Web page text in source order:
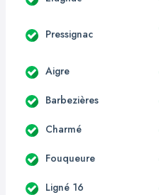
Pressignac
Aigre
Barbezières
Charmé
Fouqueure
Ligné 16